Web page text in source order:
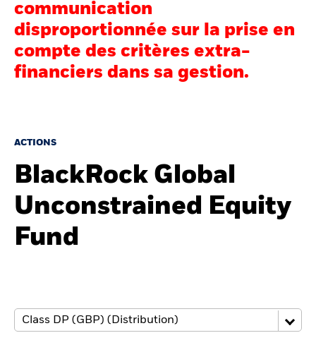
Thèmes
Education
France
BlackRock
communication
disproportionnée sur la prise en
compte des critères extra-
financiers dans sa gestion.
ACTIONS
BlackRock Global
Unconstrained Equity
Fund